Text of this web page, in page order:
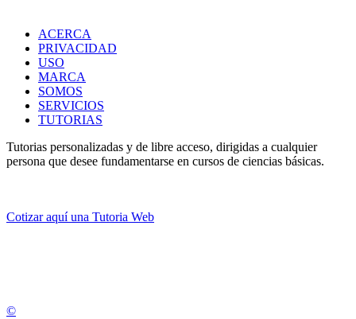
ACERCA
PRIVACIDAD
USO
MARCA
SOMOS
SERVICIOS
TUTORIAS
Tutorias personalizadas y de libre acceso, dirigidas a cualquier
persona que desee fundamentarse en cursos de ciencias básicas.
Cotizar aquí una Tutoria Web
©